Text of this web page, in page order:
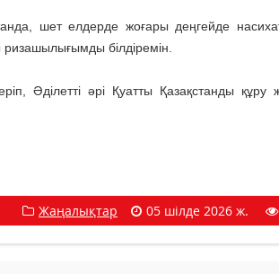
шет елдерде жоғары деңгейде
білдіремін.
Әділетті әрі Қуатты Қазақстанды
Жаңалықтар 05 шілде 2026 ж.